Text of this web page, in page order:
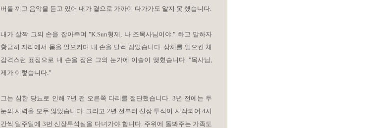
버를 끼고 음악을 듣고 있어 내가 곁으로 가까이 다가가도 알지 못 했습니다.
내가 살짝 그의 손을 잡아주며 "K.Sun형제, 나 조목사님이야." 하고 말하자
황급히 자리에서 몸을 일으키며 내 손을 덜컥 잡았습니다. 상체를 일으킨 채
감격스런 표정으로 내 손을 잡은 그의 눈가에 이슬이 맺혔습니다. "목사님,
제가 이렇습니다."
그는 심한 당뇨로 인해 7년 전 오른쪽 다리를 절단했습니다. 3년 전에는 두
눈의 시력을 모두 잃었습니다. 그리고 2년 전부터 신장 투석이 시작되어 4시
간씩 일주일에 3번 신장투석실을 다녀가야 합니다. 주위에 돌봐주는 가족도